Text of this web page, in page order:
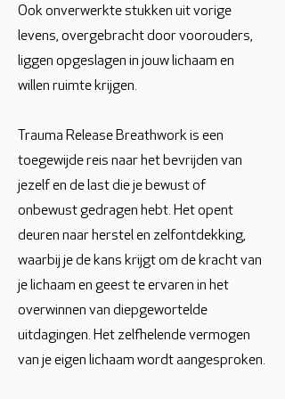
Ook onverwerkte stukken uit vorige
levens, overgebracht door voorouders,
liggen opgeslagen in jouw lichaam en
willen ruimte krijgen.
Trauma Release Breathwork is een
toegewijde reis naar het bevrijden van
jezelf en de last die je bewust of
onbewust gedragen hebt. Het opent
deuren naar herstel en zelfontdekking,
waarbij je de kans krijgt om de kracht van
je lichaam en geest te ervaren in het
overwinnen van diepgewortelde
uitdagingen. Het zelfhelende vermogen
van je eigen lichaam wordt aangesproken.